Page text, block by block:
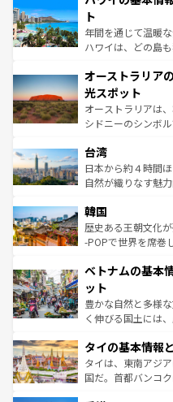
ンメントが詰まっ
西部には大自然が
ストーン国立公園
文化が魅力。旅行
しみながら、その
るだろう。車での
ならではの贅沢な旅のスタイ
情報は コンテンツ
ト
年間を通じて温暖
ハワイは、どの島
ワイ島は見逃せな
島だが、静かな自
おすすめ。エメラ
文化や歴史が息づ
人々、おいしいロ
ク、伝統的なフラ
っている。訪れる
はコンテンツ一覧
オーストラリア
光スポット
オーストラリアは
シドニーのシンボ
リアリーフや大陸
ク）、タスマニア
ど、見どころがた
いる。アクティビ
ビング、ハイキン
い。オーストラリ
参照してほしい。
台湾
日本から約４時間
自然が織りなす魅
ン）、静ひつな山
と山間の静けさが
驚きをもたらして
容にもいいと評判
照してほしい。
韓国
歴史ある王朝文化
-POPで世界を席巻
き、地方に足を延
できる。そして、
まで、さまざまな
らではのナイトラ
覧 を参照してほし
ベトナムの基本
ット
豊かな自然と多様
く伸びる国土には
急速な発展と共に
ーチミン市のフラ
醸し出している。
タイの基本情報
タイは、東南アジ
国だ。首都バンコ